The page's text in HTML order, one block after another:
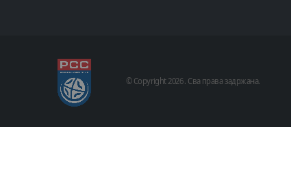
© Copyright 2026 . Сва права задржана.